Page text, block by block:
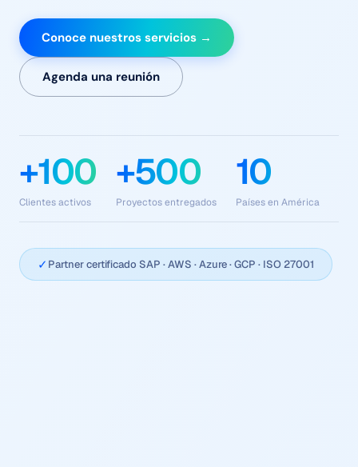
Conoce nuestros servicios →
Agenda una reunión
+100
Clientes activos
+500
Proyectos entregados
10
Países en América
✓ Partner certificado SAP · AWS · Azure · GCP · ISO 27001